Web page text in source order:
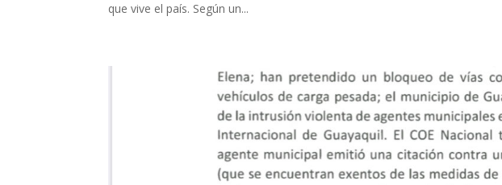
que vive el país. Según un...